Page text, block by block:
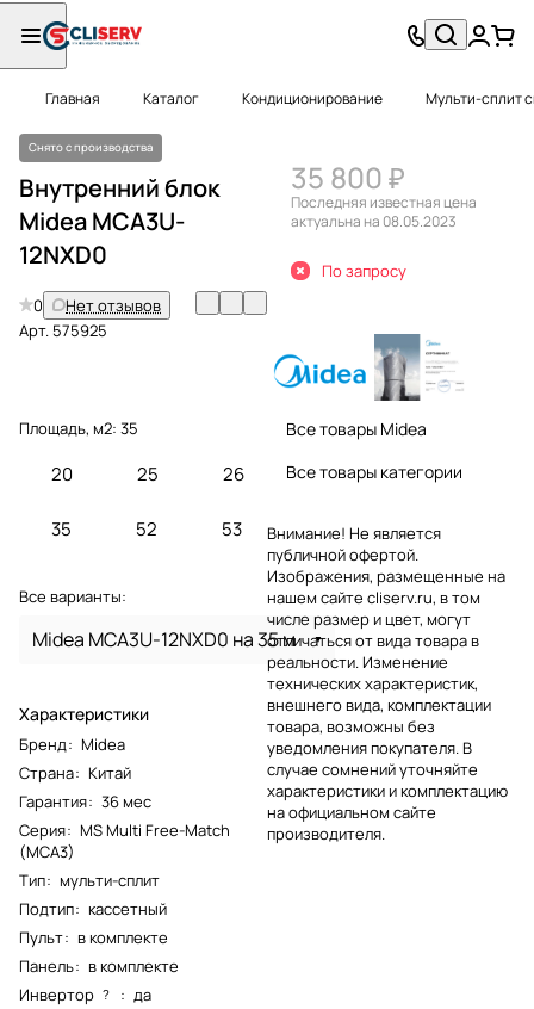
Главная Каталог Кондиционирование Мульти-сплит
Снято с производства
Внутренний блок
Midea MCA3U-
12NXD0
0
Нет отзывов
Арт. 575925
Площадь, м2: 35
20 25 26
35 52 53
Все варианты:
Midea MCA3U-12NXD0 на 35 м
Характеристики
Бренд: Midea
Страна: Китай
Гарантия: 36 мес
Серия: MS Multi Free-Match
(MCA3)
Тип: мульти-сплит
Подтип: кассетный
Пульт: в комплекте
Панель: в комплекте
Инвертор ? : да
35 800 ₽
Последняя известная цена
актуальна на 08.05.2023
По запросу
Все товары Midea
Все товары категории
Внимание! Не является
публичной офертой.
Изображения, размещенные на
нашем сайте cliserv.ru, в том
числе размер и цвет, могут
отличаться от вида товара в
реальности. Изменение
технических характеристик,
внешнего вида, комплектации
товара, возможны без
уведомления покупателя. В
случае сомнений уточняйте
характеристики и комплектацию
на официальном сайте
производителя.